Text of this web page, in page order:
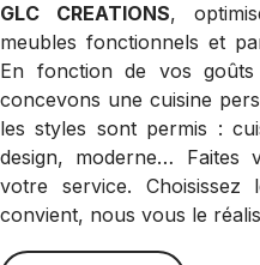
GLC CREATIONS,
meubles fonctionnels et
En fonction de vos
concevons une cuisine
les styles sont permis :
design, moderne… Faites
votre service.
convient, nous vous le